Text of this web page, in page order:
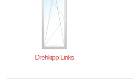
Drehkipp Links